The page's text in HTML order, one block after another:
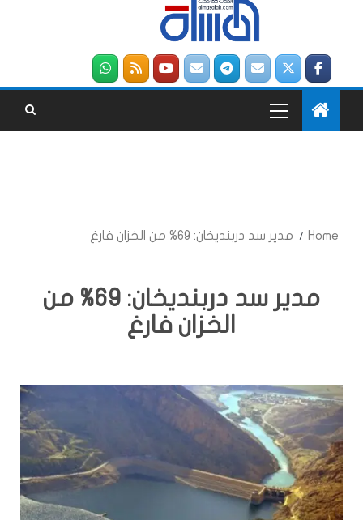
Home مدير سد دربنديخان: 69% من الخزان فارغ
مدير سد دربنديخان: 69% من
الخزان فارغ